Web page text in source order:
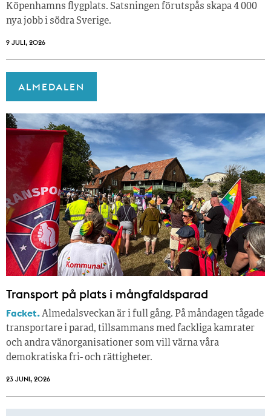
Köpenhamns flygplats. Satsningen förutspås skapa 4 000
nya jobb i södra Sverige.
9 JULI, 2026
ALMEDALEN
Transport på plats i mångfaldsparad
Facket.Almedalsveckan är i full gång. På måndagen tågade
transportare i parad, tillsammans med fackliga kamrater
och andra vänorganisationer som vill värna våra
demokratiska fri- och rättigheter.
23 JUNI, 2026